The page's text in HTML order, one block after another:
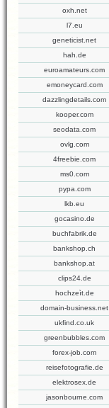
oxh.net
l7.eu
geneticist.net
hah.de
euroamateurs.com
emoneycard.com
dazzlingdetails.com
kooper.com
seodata.com
ovlg.com
4freebie.com
ms0.com
pypa.com
lkb.eu
gocasino.de
buchfabrik.de
bankshop.ch
bankshop.at
clips24.de
hochzeìt.de
domain-business.net
ukfind.co.uk
greenbubbles.com
forex-job.com
reisefotografie.de
elektrosex.de
jasonbourne.com